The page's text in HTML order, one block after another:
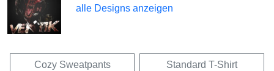
alle Designs anzeigen
Cozy Sweatpants Standard T-Shirt